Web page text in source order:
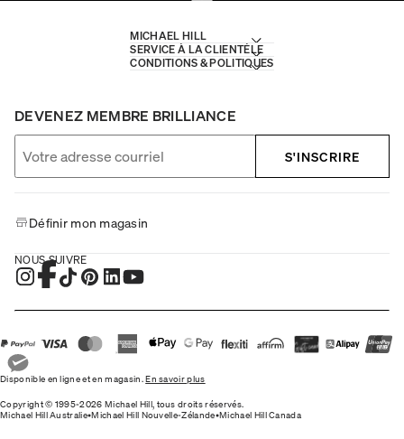
MICHAEL HILL
SERVICE À LA CLIENTÈLE
CONDITIONS & POLITIQUES
DEVENEZ MEMBRE BRILLIANCE
S'INSCRIRE
Définir mon magasin
NOUS SUIVRE
Disponible en ligne et en magasin.En savoir plus
Copyright © 1995-2026 Michael Hill, tous droits réservés.
Michael Hill Australie•Michael Hill Nouvelle-Zélande•Michael Hill Canada